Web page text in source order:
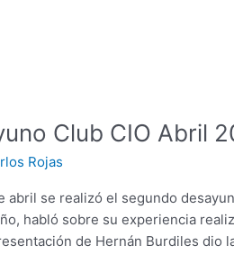
Club CIO Abril
Rojas
abril se realizó el segundo
habló sobre su experiencia
de Hernán Burdiles dio